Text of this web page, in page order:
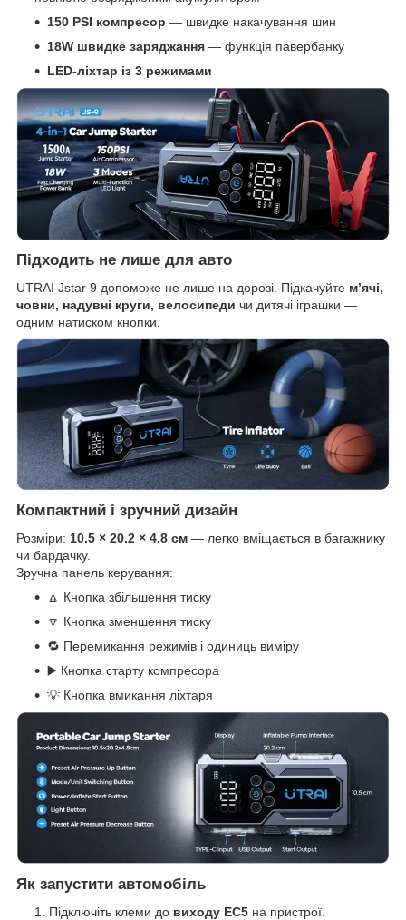
150 PSI компресор — швидке накачування шин
18W швидке заряджання — функція павербанку
LED-ліхтар із 3 режимами
Підходить не лише для авто
UTRAI Jstar 9 допоможе не лише на дорозі. Підкачуйте м’ячі,
човни, надувні круги, велосипеди чи дитячі іграшки —
одним натиском кнопки.
Компактний і зручний дизайн
Розміри: 10.5 × 20.2 × 4.8 см — легко вміщається в багажнику
чи бардачку.
Зручна панель керування:
🔼 Кнопка збільшення тиску
🔽 Кнопка зменшення тиску
🔁 Перемикання режимів і одиниць виміру
▶️ Кнопка старту компресора
💡 Кнопка вмикання ліхтаря
Як запустити автомобіль
Підключіть клеми до виходу EC5 на пристрої.